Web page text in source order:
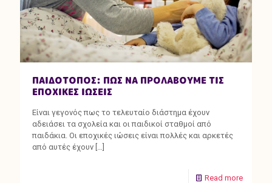
ΠΑΙΔΟΤΟΠΟΣ: ΠΩΣ ΝΑ ΠΡΟΛΑΒΟΥΜΕ ΤΙΣ
ΕΠΟΧΙΚΕΣ ΙΩΣΕΙΣ
Είναι γεγονός πως το τελευταίο διάστημα έχουν
αδειάσει τα σχολεία και οι παιδικοί σταθμοί από
παιδάκια. Οι εποχικές ιώσεις είναι πολλές και αρκετές
από αυτές έχουν […]
Read more